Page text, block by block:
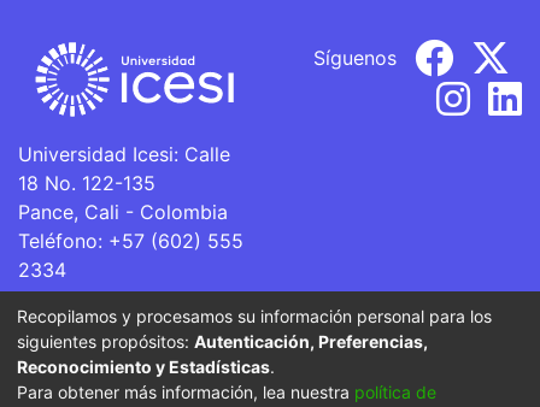
Universidad Icesi: Calle
18 No. 122-135
Pance, Cali - Colombia
Teléfono: +57 (602) 555
2334
ventanillaunica@icesi.edu.co
Síguenos
La Universidad Icesi es una Institución de Educación
Superior que se encuentra sujeta a inspección y vigilancia
Recopilamos y procesamos su información personal para los
siguientes propósitos: Autenticación, Preferencias,
Reconocimiento y Estadísticas.
Para obtener más información, lea nuestra política de